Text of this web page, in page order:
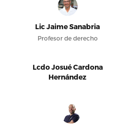
Lic Jaime Sanabria
Profesor de derecho
Lcdo Josué Cardona
Hernández